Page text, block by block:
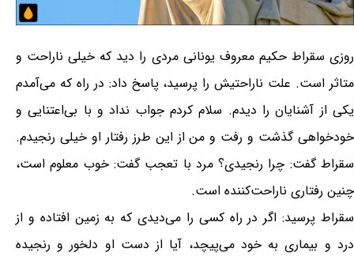
روزی سقراط حکیم معروف یونانی مردی را دید که خیلی ناراحت و
متاثر است. علت ناراحتیش را پرسید، پاسخ داد: در راه که می‌آمدم
یکی از آشنایان را دیدم. سلام کردم جواب نداد و با بی‌اعتنایی و
خودخواهی گذشت و رفت و من از این طرز رفتار او خیلی رنجیدم.
سقراط گفت: چرا رنجیدی؟ مرد با تعجب گفت: خوب معلوم است،
چنین رفتاری ناراحت‌کننده است.
سقراط پرسید: اگر در راه کسی را می‌دیدی که به زمین افتاده و از
درد و بیماری به خود می‌پیچد، آیا از دست او دلخور و رنجیده